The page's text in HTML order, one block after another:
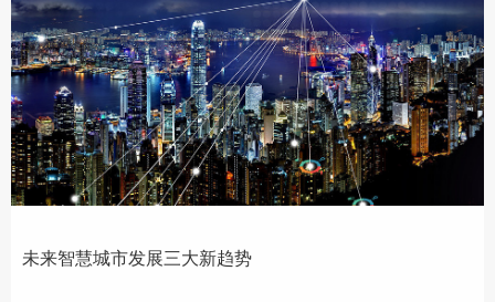
未来智慧城市发展三大新趋势